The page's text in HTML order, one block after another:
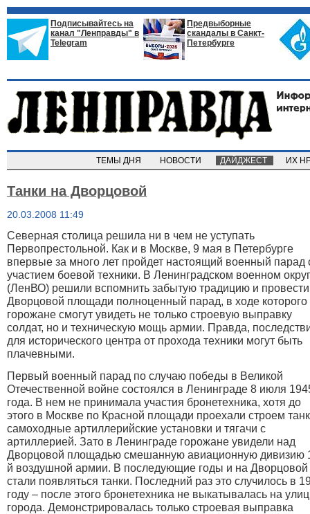
Подписывайтесь на
канал "Ленправды" в
Telegram
Предвыборные
скандалы в Санкт-
Петербурге
ТЕМЫ ДНЯ НОВОСТИ ДАЙДЖЕСТ ИХ
Танки на Дворцовой
20.03.2008 11:49
Северная столица решила ни в чем не уступать
Первопрестольной. Как и в Москве, 9 мая в Петербурге
впервые за много лет пройдет настоящий военный парад
участием боевой техники. В Ленинградском военном
(ЛенВО) решили вспомнить забытую традицию и
Дворцовой площади полноценный парад, в ходе которого
горожане смогут увидеть не только строевую выправку
солдат, но и техническую мощь армии. Правда,
для исторического центра от прохода техники могут быть
плачевными.
Первый военный парад по случаю победы в Великой
Отечественной войне состоялся в Ленинграде 8 июля
года. В нем не принимала участия бронетехника, хотя до
этого в Москве по Красной площади проехали строем
самоходные артиллерийские установки и тягачи с
артиллерией. Зато в Ленинграде горожане увидели над
Дворцовой площадью смешанную авиационную дивизию
й воздушной армии. В последующие годы и на Дворцовой
стали появляться танки. Последний раз это случилось в
году – после этого бронетехника не выкатывалась на
города. Демонстрировалась только строевая выправка